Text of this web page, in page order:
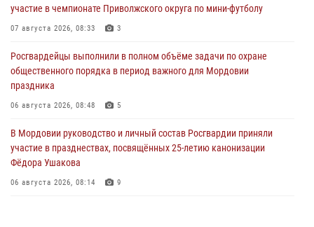
участие в чемпионате Приволжского округа по мини-футболу
07 августа 2026, 08:33 3
Росгвардейцы выполнили в полном объёме задачи по охране
общественного порядка в период важного для Мордовии
праздника
06 августа 2026, 08:48 5
В Мордовии руководство и личный состав Росгвардии приняли
участие в празднествах, посвящённых 25-летию канонизации
Фёдора Ушакова
06 августа 2026, 08:14 9